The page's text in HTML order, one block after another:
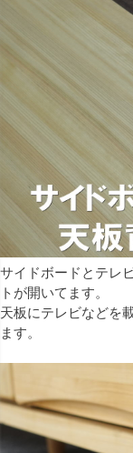
サイドボードとテレ
トが開いてます。
天板にテレビなどを
ます。